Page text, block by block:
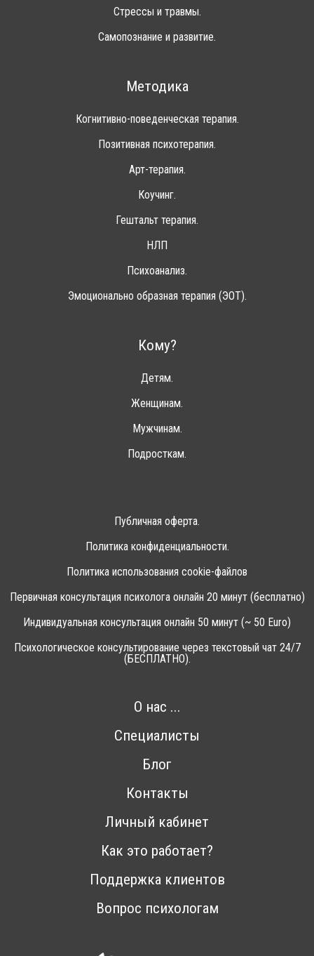
Стрессы и травмы.
Самопознание и развитие.
Методика
Когнитивно-поведенческая терапия.
Позитивная психотерапия.
Арт-терапия.
Коучинг.
Гештальт терапия.
НЛП
Психоанализ.
Эмоционально образная терапия (ЭОТ).
Кому?
Детям.
Женщинам.
Мужчинам.
Подросткам.
Публичная оферта.
Политика конфиденциальности.
Политика использования cookie-файлов
Первичная консультация психолога онлайн 20 минут (бесплатно)
Индивидуальная консультация онлайн 50 минут (~ 50 Euro)
Психологическое консультирование через текстовый чат 24/7
(БЕСПЛАТНО).
О нас ...
Специалисты
Блог
Контакты
Личный кабинет
Как это работает?
Поддержка клиентов
Вопрос психологам